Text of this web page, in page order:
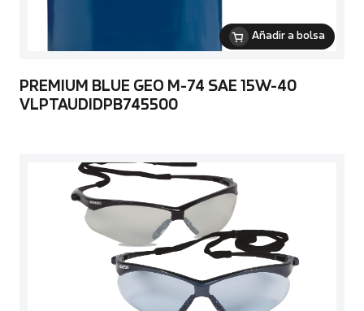
Añadir a bolsa
PREMIUM BLUE GEO M-74 SAE 15W-40
VLPTAUDIDPB745500